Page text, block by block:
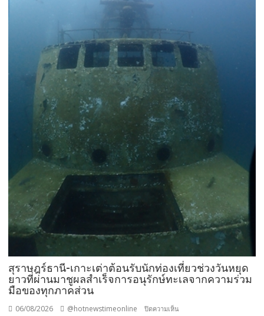
สุราษฎร์ธานี-เกาะเต่าต้อนรับนักท่องเที่ยวช่วงวันหยุด
ยาวที่ผ่านมาชูผลสำเร็จการอนุรักษ์ทะเลจากความร่วม
มือของทุกภาคส่วน
06/08/2026 @hotnewstimeonline ปิดความเห็น